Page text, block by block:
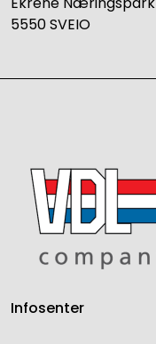
5550 SVEIO
Infosenter